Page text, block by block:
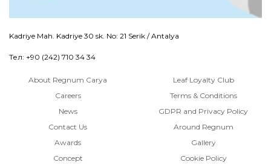
Kadriye Mah. Kadriye 30 sk. No: 21 Serik / Antalya
Тел: +90 (242) 710 34 34
About Regnum Carya
Careers
News
Contact Us
Awards
Concept
Leaf Loyalty Club
Terms & Conditions
GDPR and Privacy Policy
Around Regnum
Gallery
Cookie Policy